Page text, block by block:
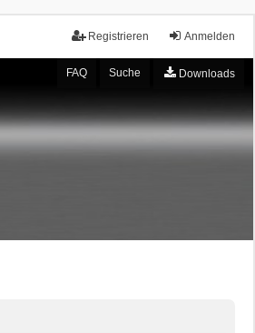
Anmelden
Registrieren
FAQ Suche Downloads